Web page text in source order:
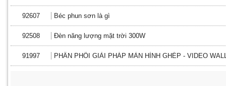
92607 Béc phun sơn là gì
92508 Đèn năng lượng mặt trời 300W
91997 PHÂN PHỐI GIẢI PHÁP MÀN HÌNH GHÉP - VIDEO